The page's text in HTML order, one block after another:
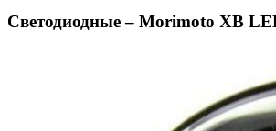
Светодиодные – Morimoto XB